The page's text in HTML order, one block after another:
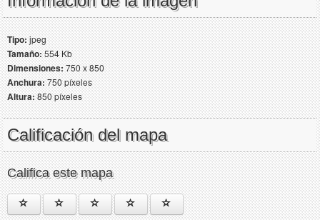
Tipo:jpeg
Tamaño:554 Kb
Dimensiones:750 x 850
Anchura:750 píxeles
Altura:850 píxeles
Calificación del mapa
Califica este mapa